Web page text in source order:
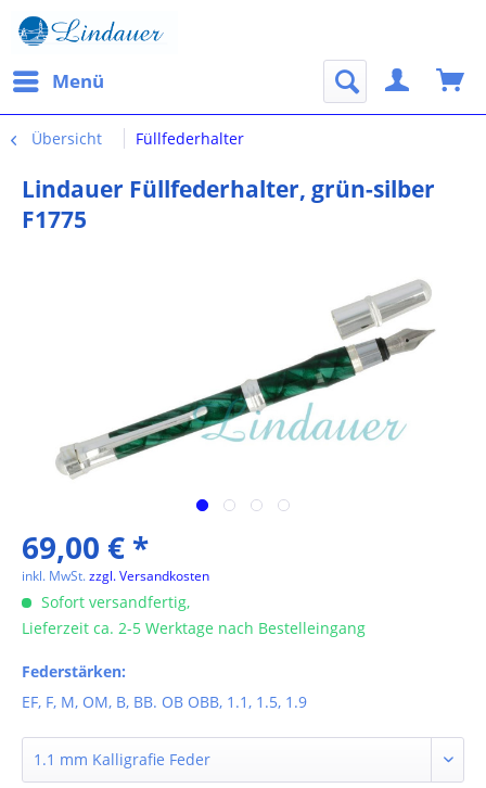
Menü
Übersicht Füllfederhalter
Lindauer Füllfederhalter, grün-silber
F1775
69,00 € *
inkl. MwSt.zzgl. Versandkosten
Sofort versandfertig,
Lieferzeit ca. 2-5 Werktage nach Bestelleingang
Federstärken:
EF, F, M, OM, B, BB. OB OBB, 1.1, 1.5, 1.9